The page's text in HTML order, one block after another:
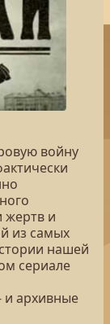
войну
жертв и
из самых
нашей
сериале
и архивные